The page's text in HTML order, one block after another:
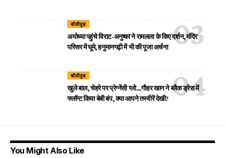
बॉलीवुड
अयोध्या पहुंचे विराट-अनुष्का ने रामलला के किए दर्शन, मंदिर
परिसर में घूमे, हनुमानगढ़ी में भी की पूजा अर्चना
बॉलीवुड
खुले बाल, चेहरे पर प्रेग्नेंसी ग्लो…गौहर खान ने ब्लैक ड्रेस में
फ्लॉन्ट किया बेबी बंप, क्या आपने तस्वीरें देखी?
You Might Also Like